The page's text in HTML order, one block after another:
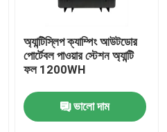
অ্যান্টিস্লিপ ক্যাম্পিং আউটডোর
পোর্টেবল পাওয়ার স্টেশন অ্যান্টি
ফল 1200WH
ভালো দাম